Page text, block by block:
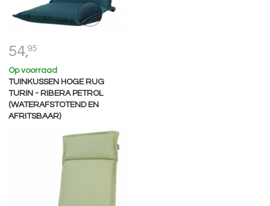
54,95
Op voorraad
TUINKUSSEN HOGE RUG
TURIN - RIBERA PETROL
(WATERAFSTOTEND EN
AFRITSBAAR)